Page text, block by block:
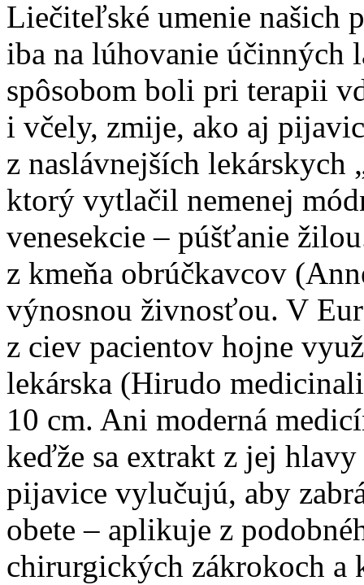
Liečiteľské umenie našich
iba na lúhovanie účinných
spôsobom boli pri terapii
i včely, zmije, ako aj
z naslávnejších lekárskych
ktorý vytlačil nemenej
venesekcie – púšťanie
z kmeňa obrúčkavcov
výnosnou živnosťou. V
z ciev pacientov hojne
lekárska (Hirudo
10 cm. Ani moderná
keďže sa extrakt z jej
pijavice vylučujú, aby
obete – aplikuje z
chirurgických zákrokoch a